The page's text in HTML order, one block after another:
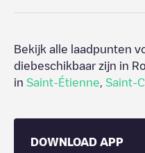
Bekijk alle laadpunten
diebeschikbaar zijn in
in Saint-Étienne Saint-
DOWNLOAD APP